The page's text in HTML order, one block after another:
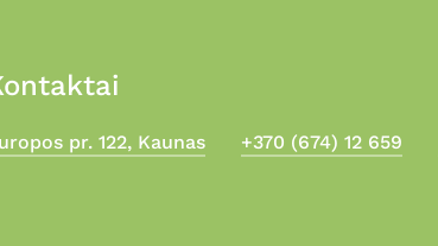
pr. 122, Kaunas +370 (674) 12 659